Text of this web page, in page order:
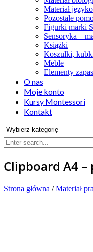
Materiał
Pozostałe
Figurki marki
Sensoryka –
Książki
Koszulki,
Meble
Elementy
O nas
Moje konto
Kursy Montessori
Kontakt
Clipboard A4
Strona główna /Materiał